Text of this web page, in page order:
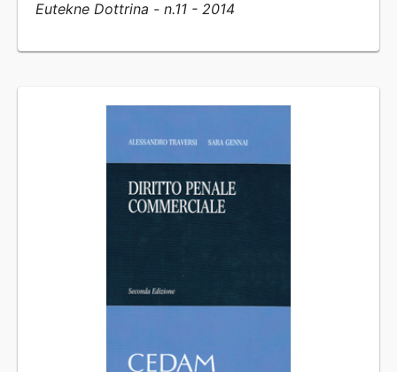
Eutekne Dottrina - n.11 - 2014